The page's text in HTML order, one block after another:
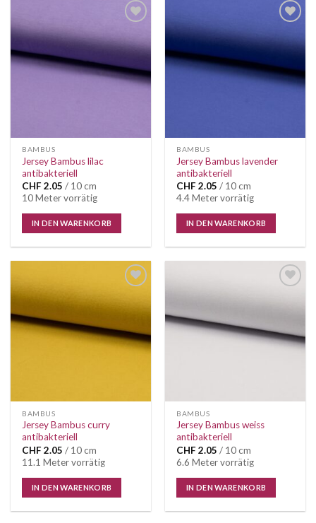
Wunschliste
BAMBUS
Jersey Bambus lilac
antibakteriell
CHF 2.05 / 10 cm
10 Meter vorrätig
IN DEN WARENKORB
Wunschliste
BAMBUS
Jersey Bambus lavender
antibakteriell
CHF 2.05 / 10 cm
4.4 Meter vorrätig
IN DEN WARENKORB
Wunschliste
BAMBUS
Jersey Bambus curry
antibakteriell
CHF 2.05 / 10 cm
11.1 Meter vorrätig
IN DEN WARENKORB
BAMBUS
Jersey Bambus weiss
antibakteriell
CHF 2.05 / 10 cm
6.6 Meter vorrätig
IN DEN WARENKORB